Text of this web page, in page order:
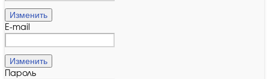
Изменить
E-mail
Изменить
Пароль